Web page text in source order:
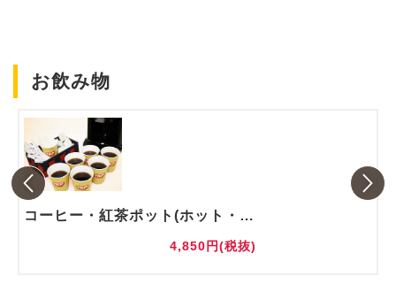
お飲み物
コーヒー・紅茶ポット(ホット・アイス)
4,850円(税抜)